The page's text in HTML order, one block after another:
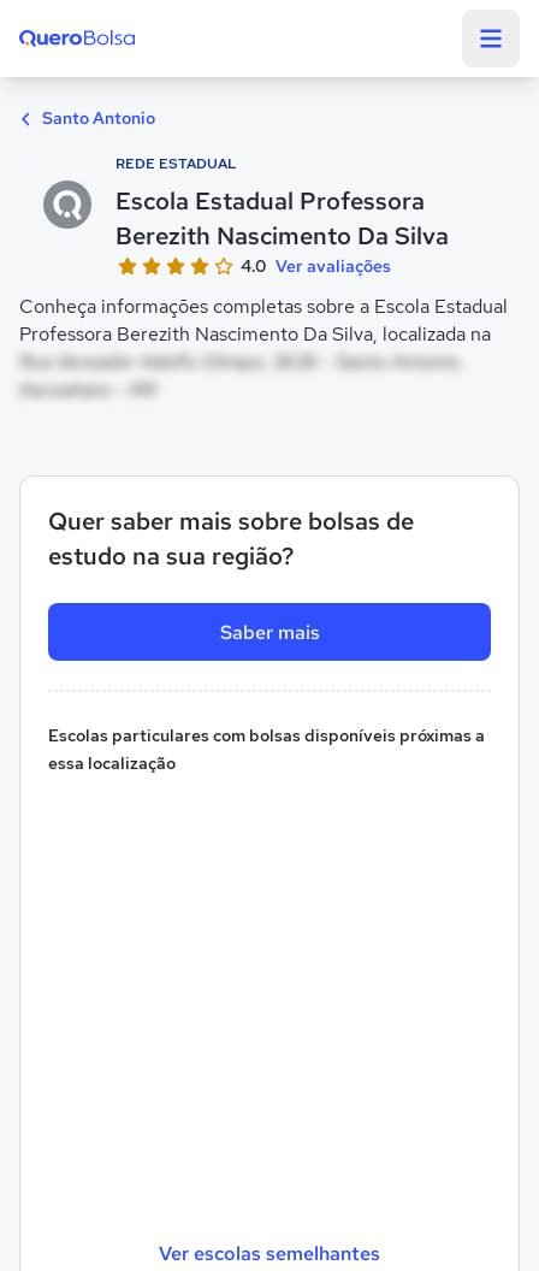
Santo Antonio
REDE ESTADUAL
Escola Estadual Professora
Berezith Nascimento Da Silva
4.0 Ver avaliações
Conheça informações completas sobre a Escola Estadual
Professora Berezith Nascimento Da Silva, localizada na
Rua Vereador Adolfo Olimpo, 3636 - Santo Antonio,
Itacoatiara - AM
Quer saber mais sobre bolsas de
estudo na sua região?
Saber mais
Escolas particulares com bolsas disponíveis próximas a
essa localização
Ver escolas semelhantes